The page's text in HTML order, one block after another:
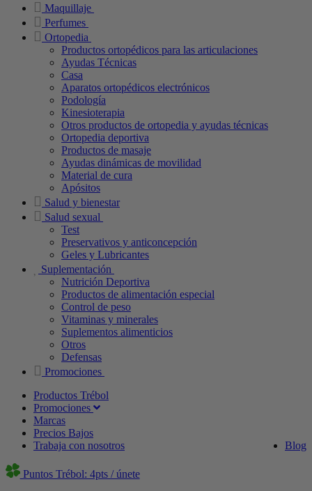
Maquillaje
Perfumes
Ortopedia
Productos ortopédicos para las articulaciones
Ayudas Técnicas
Casa
Aparatos ortopédicos electrónicos
Podología
Kinesioterapia
Otros productos de ortopedia y ayudas técnicas
Ortopedia deportiva
Productos de masaje
Ayudas dinámicas de movilidad
Material de cura
Apósitos
Salud y bienestar
Salud sexual
Test
Preservativos y anticoncepción
Geles y Lubricantes
Suplementación
Nutrición Deportiva
Productos de alimentación especial
Control de peso
Vitaminas y minerales
Suplementos alimenticios
Otros
Defensas
Promociones
Productos Trébol
Promociones
Marcas
Precios Bajos
Blog
Trabaja con nosotros
Puntos Trébol: 4pts / únete